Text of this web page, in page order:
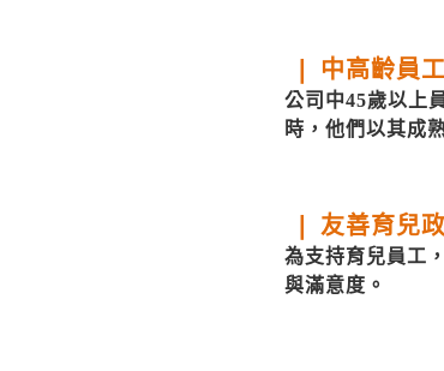
❘ 中高齡員
公司中45歲以上
時，他們以其成
❘ 友善育兒
為支持育兒員工
與滿意度。